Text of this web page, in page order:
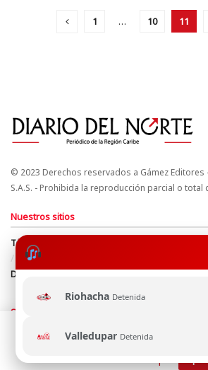
Riohacha Detenida
Valledupar Detenida
1 … 10 11
© 2023 Derechos reservados a Gámez Editores
S.A.S. - Prohibida la reproducción parcial o total
Nuestros sitios
Términos y Condiciones
Derechos de
Política de uso de cookies
Política de
Directrices Editoriales
Síguenos
Esta página web usa cookie para
navegación, al continuar aceptas